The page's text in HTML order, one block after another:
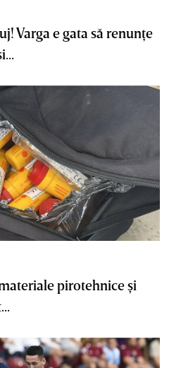
Varga e gata să renunţe
pirotehnice şi